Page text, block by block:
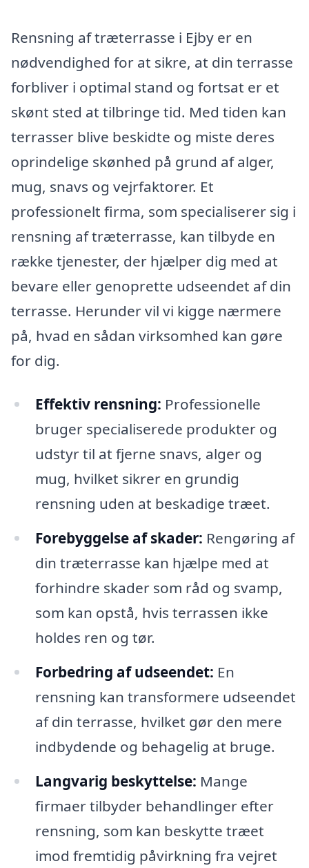
Rensning af træterrasse i Ejby er en
nødvendighed for at sikre, at din terrasse
forbliver i optimal stand og fortsat er et
skønt sted at tilbringe tid. Med tiden kan
terrasser blive beskidte og miste deres
oprindelige skønhed på grund af alger,
mug, snavs og vejrfaktorer. Et
professionelt firma, som specialiserer sig i
rensning af træterrasse, kan tilbyde en
række tjenester, der hjælper dig med at
bevare eller genoprette udseendet af din
terrasse. Herunder vil vi kigge nærmere
på, hvad en sådan virksomhed kan gøre
for dig.
Effektiv rensning: Professionelle
bruger specialiserede produkter og
udstyr til at fjerne snavs, alger og
mug, hvilket sikrer en grundig
rensning uden at beskadige træet.
Forebyggelse af skader: Rengøring af
din træterrasse kan hjælpe med at
forhindre skader som råd og svamp,
som kan opstå, hvis terrassen ikke
holdes ren og tør.
Forbedring af udseendet: En
rensning kan transformere udseendet
af din terrasse, hvilket gør den mere
indbydende og behagelig at bruge.
Langvarig beskyttelse: Mange
firmaer tilbyder behandlinger efter
rensning, som kan beskytte træet
imod fremtidig påvirkning fra vejret